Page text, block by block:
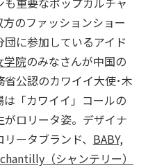
のファッションショー
に参加しているアイド
学院のみなさんが中国の
公認のカワイイ大使･木
「カワイイ」コールの
ロリータ姿。デザイナ
ータブランド、 BABY,
chantilly（シャンテリー）